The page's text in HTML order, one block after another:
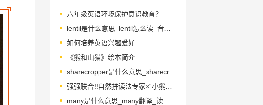
六年级英语环境保护意识教育？
lentil是什么意思_lentil怎么读_音标ˈlentl
如何培养英语兴趣爱好
《熊和山猫》绘本简介
sharecropper是什么意思_sharecropper怎么读_音标ˈʃeəˌkrɒpə
强强联合!!自然拼读法专家×“小熊维尼之父”，为宝贝读英文故事！
many是什么意思_many翻译_读音_用法_翻译